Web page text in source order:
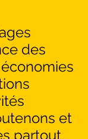
des
et
partout